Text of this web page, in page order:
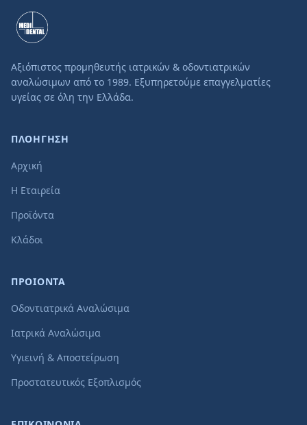
Αξιόπιστος προμηθευτής ιατρικών & οδοντιατρικών
αναλώσιμων από το 1989. Εξυπηρετούμε επαγγελματίες
υγείας σε όλη την Ελλάδα.
ΠΛΟΗΓΗΣΗ
Αρχική
Η Εταιρεία
Προϊόντα
Κλάδοι
ΠΡΟΙΟΝΤΑ
Οδοντιατρικά Αναλώσιμα
Ιατρικά Αναλώσιμα
Υγιεινή & Αποστείρωση
Προστατευτικός Εξοπλισμός